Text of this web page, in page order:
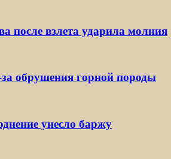
после взлета ударила молния
обрушения горной породы
унесло баржу